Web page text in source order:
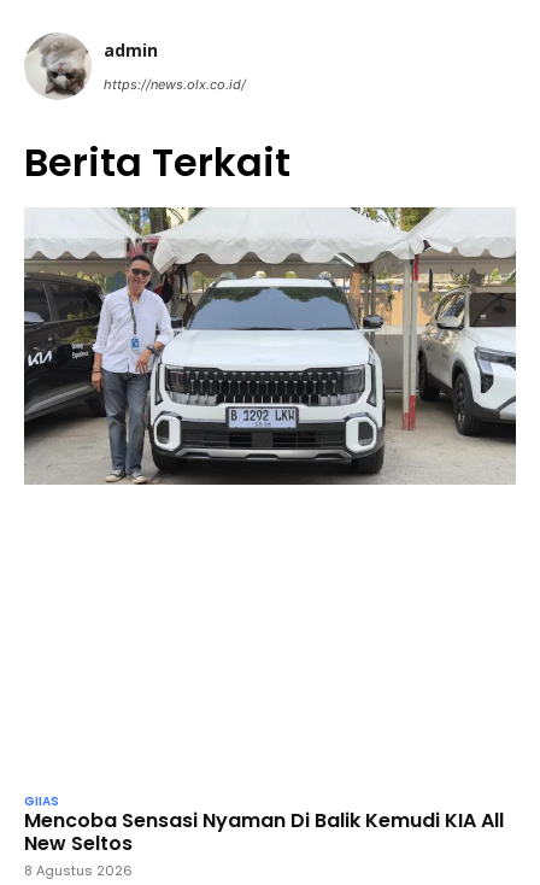
admin
https://news.olx.co.id/
Berita Terkait
GIIAS
Mencoba Sensasi Nyaman Di Balik Kemudi KIA All
New Seltos
8 Agustus 2026